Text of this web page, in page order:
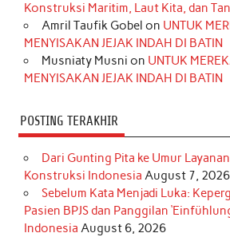
k
a
m
s
t
n
Konstruksi Maritim, Laut Kita, dan
Amril Taufik Gobel on UNTUK
MENYISAKAN JEJAK INDAH DI BATIN
Musniaty Musni on UNTUK
MENYISAKAN JEJAK INDAH DI BATIN
POSTING TERAKHIR
Dari Gunting Pita ke Umur
Konstruksi Indonesia August 7, 2026
Sebelum Kata Menjadi Luka:
Pasien BPJS dan Panggilan
Indonesia August 6, 2026